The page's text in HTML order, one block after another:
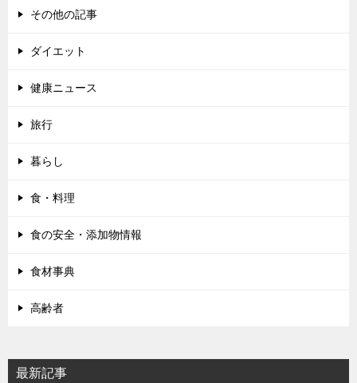
その他の記事
ダイエット
健康ニュース
旅行
暮らし
食・料理
食の安全・添加物情報
食材事典
高齢者
最新記事